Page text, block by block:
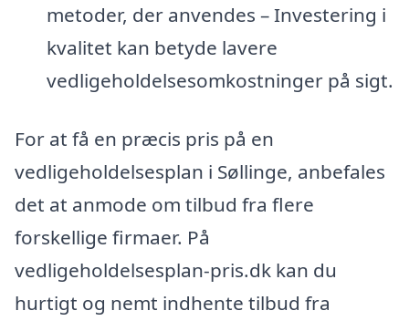
metoder, der anvendes – Investering i
kvalitet kan betyde lavere
vedligeholdelsesomkostninger på sigt.
For at få en præcis pris på en
vedligeholdelsesplan i Søllinge, anbefales
det at anmode om tilbud fra flere
forskellige firmaer. På
vedligeholdelsesplan-pris.dk kan du
hurtigt og nemt indhente tilbud fra